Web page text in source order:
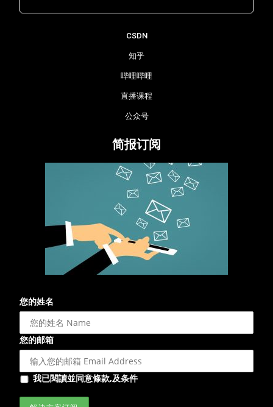
CSDN
知乎
哔哩哔哩
直播课程
公众号
简报订阅
您的姓名
您的邮箱
我已閱讀並同意條款,及条件